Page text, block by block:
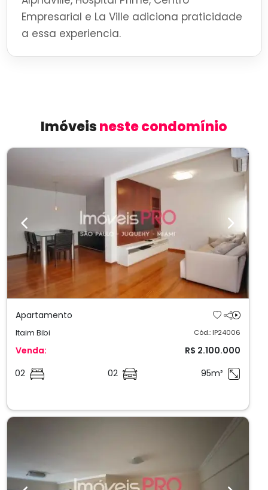
Empresarial e La Ville adiciona praticidade
a essa experiencia.
Imóveisneste condomínio
Previous Next
Apartamento
Itaim Bibi Cód.: IP24006
Venda:
R$ 2.100.000
02
02 95m²